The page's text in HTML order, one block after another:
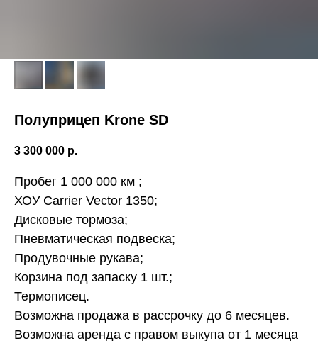
Полуприцеп Krone SD
3 300 000 р.
Пробег 1 000 000 км ;
ХОУ Carrier Vector 1350;
Дисковые тормоза;
Пневматическая подвеска;
Продувочные рукава;
Кopзина под запаcку 1 шт.;
Термописец.
Возможна продажа в рассрочку до 6 месяцев.
Возможна аренда с правом выкупа от 1 месяца